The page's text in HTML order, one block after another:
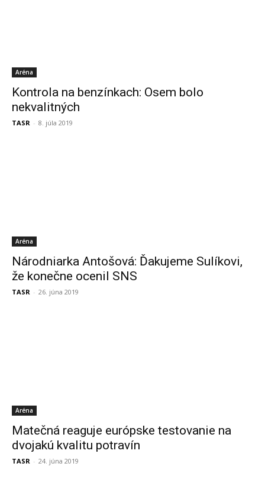
Aréna
Kontrola na benzínkach: Osem bolo
nekvalitných
TASR - 8. júla 2019
Aréna
Národniarka Antošová: Ďakujeme Sulíkovi,
že konečne ocenil SNS
TASR - 26. júna 2019
Aréna
Matečná reaguje európske testovanie na
dvojakú kvalitu potravín
TASR - 24. júna 2019